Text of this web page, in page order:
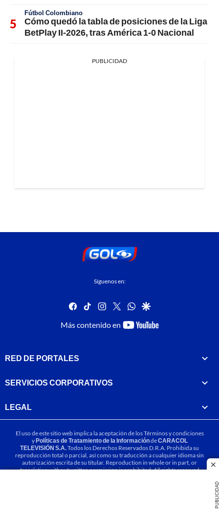
PUBLICIDAD
Fútbol Colombiano
Cómo quedó la tabla de posiciones de la Liga
BetPlay II-2026, tras América 1-0 Nacional
PUBLICIDAD
Síguenos en:
facebook
tiktok instagram
twitterwhatsapp
google
Más contenido en
youtube-
RED DE PORTALES
SERVICIOS CORPORATIVOS
LEGAL
El uso de este sitio web implica la aceptación de losTérminos y condiciones
yPolíticas de Tratamiento de la InformacióndeCARACOL
TELEVISIÓN S.A.Todos los Derechos Reservados D.R.A. Prohibida su
reproducción total o parcial, así como su traducción a cualquier idioma sin
autorización escrita de su titular. Reproduction in whole or in part, or
translation without written permission is prohibited. All rights reserved